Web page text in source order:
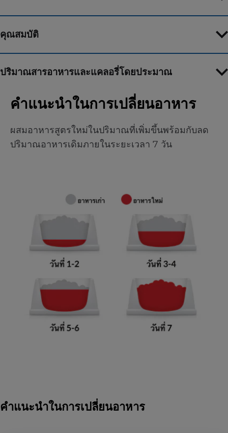
คุณสมบัติ
ปริมาณสารอาหารและแคลอรี่โดยประมาณ
คำแนะนำในการเปลี่ยนอาหาร
ผสมอาหารสูตรใหม่ในปริมาณที่เพิ่มขึ้นพร้อมกับลด
ปริมาณอาหารเดิมภายในระยะเวลา 7 วัน
คำแนะนำในการเปลี่ยนอาหาร